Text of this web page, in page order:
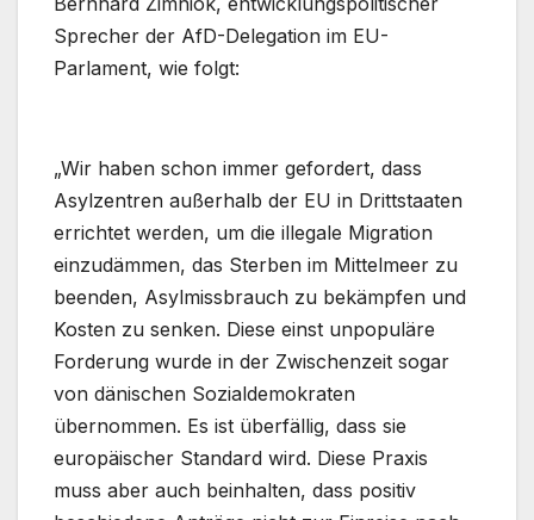
Sprecher der AfD-Delegation im EU-
Parlament, wie folgt:
„Wir haben schon immer gefordert, dass
Asylzentren außerhalb der EU in Drittstaaten
errichtet werden, um die illegale Migration
einzudämmen, das Sterben im Mittelmeer zu
beenden, Asylmissbrauch zu bekämpfen und
Kosten zu senken. Diese einst unpopuläre
Forderung wurde in der Zwischenzeit sogar
von dänischen Sozialdemokraten
übernommen. Es ist überfällig, dass sie
europäischer Standard wird. Diese Praxis
muss aber auch beinhalten, dass positiv